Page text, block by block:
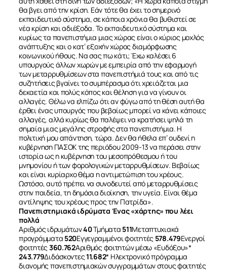
θα βγει από την κρίση. Εάν τότε θα έχει το σημερινό
εκπαιδευτικό σύστημα, σε κάποια χρόνια θα βυθιστεί σε
νέα κρίση και αδιέξοδα. Το εκπαιδευτικό σύστημα και
κυρίως τα πανεπιστήμια μιας χώρας είναι ο κύριος μοχλός
ανάπτυξης και ο κατ’ εξοχήν χώρος διαμόρφωσης
κοινωνικού ήθους. Να σας πω κάτι; Έχω καλέσει 6
υπουργούς άλλων χωρών με εμπειρία από την εφαρμογή
των μεταρρυθμίσεων στα πανεπιστήμιά τους και από τις
συζητήσεις βγαίνει το συμπέρασμα ότι χρειάζεται μια
δεκαετία και πολύς κόπος και θέληση για να γίνουν οι
αλλαγές. Θέλω να ελπίζω ότι αν φύγω από τη θέση αυτή θα
έρθει ένας υπουργός που βεβαίως μπορεί να κάνει κάποιες
αλλαγές, αλλά κυρίως θα παλέψει να κρατήσει ψηλά τη
σημαία μιας μεγάλης στροφής στα πανεπιστήμια. Η
πολιτική μου απάντηση, τώρα. Δεν θα ήθελα επ’ ουδενί η
κυβέρνηση ΠΑΣΟΚ της περιόδου 2009-13 να περάσει στην
ιστορία ως η κυβέρνηση του μεσοπρόθεσμου ή του
μνημονίου ή των φορολογικών μεταρρυθμίσεων. Βεβαίως
και είναι κυρίαρχο θέμα η αντιμετώπιση του χρέους.
Ωστόσο, αυτό πρέπει να συνοδευτεί από μεταρρυθμίσεις
στην παιδεία, τη δημόσια διοίκηση, την υγεία. Είναι θέμα
αντίληψης του χρέους προς την Πατρίδα».
Πανεπιστημιακά ιδρύματα Ένας «χάρτης» που λέει
πολλά
Αριθμός ιδρυμάτων40Τμήματα 511Μεταπτυχιακά
προγράμματα 520Εγγεγραμμένοι φοιτητές 578.479Ενεργοί
φοιτητές 360.762Αριθμός φοιτητών μέσω «Ευδόξου»*
243.779Διδάσκοντες11.682* Ηλεκτρονικό πρόγραμμα
διανομής πανεπιστημιακών συγγραμμάτων στους φοιτητές